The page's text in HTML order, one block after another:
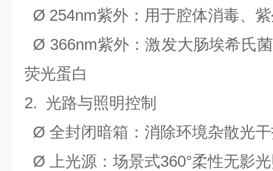
Ø 254nm紫外：用于腔体消毒、
Ø 366nm紫外：激发大肠埃希氏
荧光蛋白
2. 光路与照明控制
Ø 全封闭暗箱：消除环境杂散光
Ø 上光源：场景式360°柔性无影